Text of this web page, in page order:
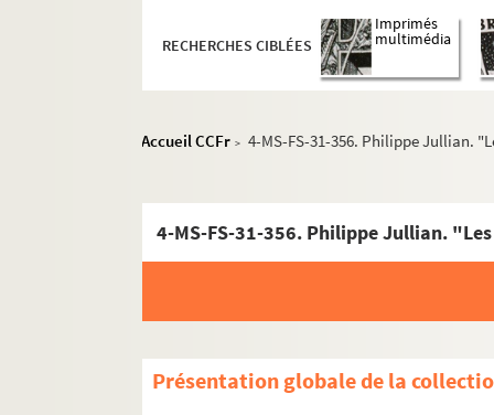
RECHERCHES CIBLÉES
Imprimés
multimédia
Accueil CCFr > 4-MS-FS-31-356. Philippe Jullian.
4-MS-FS-31-356. Philippe Jullian.
Présentation globale de la